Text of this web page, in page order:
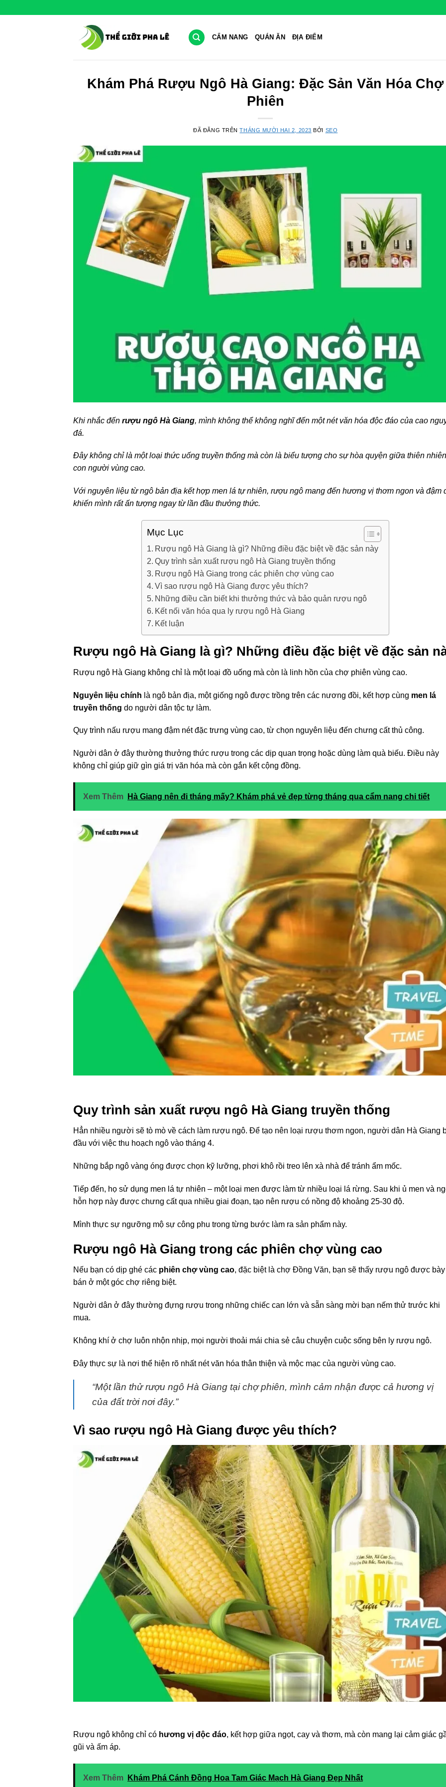
CẨM NANG QUÁN ĂN ĐỊA ĐIỂM
Khám Phá Rượu Ngô Hà Giang: Đặc Sản Văn Hóa Chợ
Phiên
ĐÃ ĐĂNG TRÊNTHÁNG MƯỜI HAI 2, 2023 BỞI SEO
Khi nhắc đến rượu ngô Hà Giang, mình không thể không nghĩ đến một nét văn hóa độc đáo của cao
đá.
Đây không chỉ là một loại thức uống truyền thống mà còn là biểu tượng cho sự hòa quyện giữa thiên
con người vùng cao.
Với nguyên liệu từ ngô bản địa kết hợp men lá tự nhiên, rượu ngô mang đến hương vị thơm ngon và đậm
khiến mình rất ấn tượng ngay từ lần đầu thưởng thức.
Mục Lục
Rượu ngô Hà Giang là gì? Những điều đặc biệt về đặc sản này
Quy trình sản xuất rượu ngô Hà Giang truyền thống
Rượu ngô Hà Giang trong các phiên chợ vùng cao
Vì sao rượu ngô Hà Giang được yêu thích?
Những điều cần biết khi thưởng thức và bảo quản rượu ngô
Kết nối văn hóa qua ly rượu ngô Hà Giang
Kết luận
Rượu ngô Hà Giang là gì? Những điều đặc biệt về đặc sản
Rượu ngô Hà Giang không chỉ là một loại đồ uống mà còn là linh hồn của chợ phiên vùng cao.
Nguyên liệu chính là ngô bản địa, một giống ngô được trồng trên các nương đồi, kết hợp cùng men lá
truyền thống do người dân tộc tự làm.
Quy trình nấu rượu mang đậm nét đặc trưng vùng cao, từ chọn nguyên liệu đến chưng cất thủ công.
Người dân ở đây thường thưởng thức rượu trong các dịp quan trọng hoặc dùng làm quà biếu. Điều này
không chỉ giúp giữ gìn giá trị văn hóa mà còn gắn kết cộng đồng.
Xem Thêm Hà Giang nên đi tháng mấy? Khám phá vẻ đẹp từng tháng qua cẩm nang chi tiết
Quy trình sản xuất rượu ngô Hà Giang truyền thống
Hẳn nhiều người sẽ tò mò về cách làm rượu ngô. Để tạo nên loại rượu thơm ngon, người dân Hà Giang
đầu với việc thu hoạch ngô vào tháng 4.
Những bắp ngô vàng óng được chọn kỹ lưỡng, phơi khô rồi treo lên xà nhà để tránh ẩm mốc.
Tiếp đến, họ sử dụng men lá tự nhiên – một loại men được làm từ nhiều loại lá rừng. Sau khi ủ men và
hỗn hợp này được chưng cất qua nhiều giai đoạn, tạo nên rượu có nồng độ khoảng 25-30 độ.
Mình thực sự ngưỡng mộ sự công phu trong từng bước làm ra sản phẩm này.
Rượu ngô Hà Giang trong các phiên chợ vùng cao
Nếu bạn có dịp ghé các phiên chợ vùng cao, đặc biệt là chợ Đồng Văn, bạn sẽ thấy rượu ngô được bày
bán ở một góc chợ riêng biệt.
Người dân ở đây thường đựng rượu trong những chiếc can lớn và sẵn sàng mời bạn nếm thử trước khi
mua.
Không khí ở chợ luôn nhộn nhịp, mọi người thoải mái chia sẻ câu chuyện cuộc sống bên ly rượu ngô.
Đây thực sự là nơi thể hiện rõ nhất nét văn hóa thân thiện và mộc mạc của người vùng cao.
“Một lần thử rượu ngô Hà Giang tại chợ phiên, mình cảm nhận được cả hương vị
của đất trời nơi đây.”
Vì sao rượu ngô Hà Giang được yêu thích?
Rượu ngô không chỉ có hương vị độc đáo, kết hợp giữa ngọt, cay và thơm, mà còn mang lại cảm giác
gũi và ấm áp.
Xem Thêm Khám Phá Cánh Đồng Hoa Tam Giác Mạch Hà Giang Đẹp Nhất